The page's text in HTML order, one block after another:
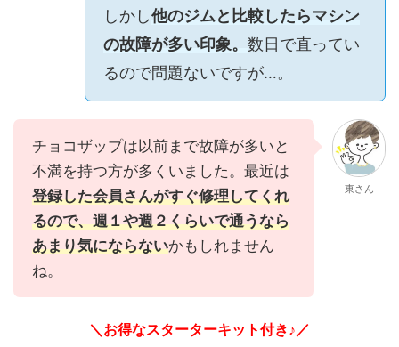
しかし他のジムと比較したらマシン
の故障が多い印象。 数日で直ってい
るので問題ないですが…。
チョコザップは以前まで故障が多いと
不満を持つ方が多くいました。最近は
登録した会員さんがすぐ修理してくれ
るので、週１や週２くらいで通うなら
あまり気にならないかもしれません
ね。
東さん
＼お得なスターターキット付き♪／